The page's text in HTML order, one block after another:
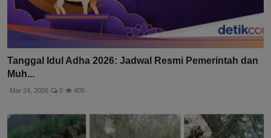
Tanggal Idul Adha 2026: Jadwal Resmi Pemerintah dan
Muh...
Mar 24, 2026 0 405